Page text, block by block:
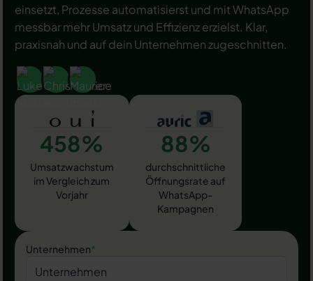
einsetzt, Prozesse automatisierst und mit WhatsApp
messbar mehr Umsatz und Effizienz erzielst. Klar,
praxisnah und auf dein Unternehmen zugeschnitten.
458%
Umsatzwachstum
im Vergleich zum
Vorjahr
88%
durchschnittliche
Öffnungsrate auf
WhatsApp-
Kampagnen
Unternehmen*